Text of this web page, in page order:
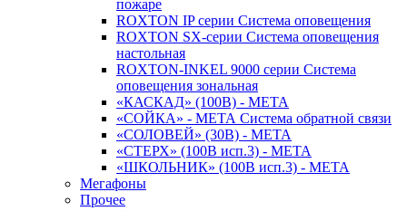
пожаре
ROXTON IP серии Система оповещения
ROXTON SX-серии Система оповещения
настольная
ROXTON-INKEL 9000 серии Система
оповещения зональная
«КАСКАД» (100В) - МЕТА
«СОЙКА» - МЕТА Система обратной связи
«СОЛОВЕЙ» (30В) - МЕТА
«СТЕРХ» (100В исп.3) - МЕТА
«ШКОЛЬНИК» (100В исп.3) - МЕТА
Мегафоны
Прочее